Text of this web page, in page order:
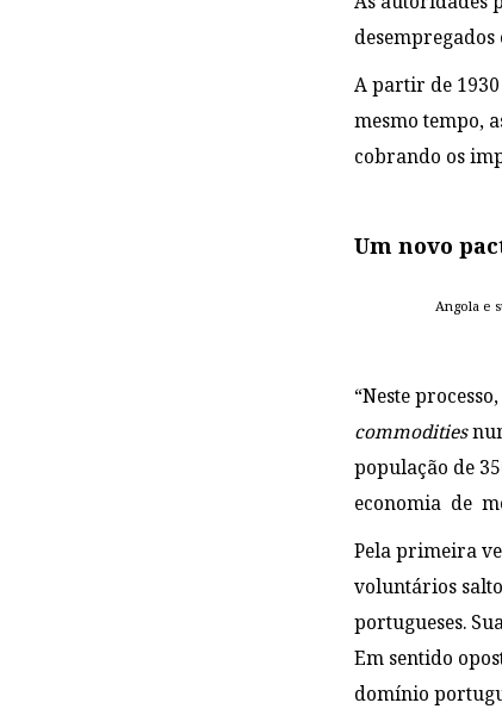
A partir de
mesmo tempo,
cobrando os
Um novo
Angola e
“Neste
commodities
população de
economia de
Pela primeira
voluntários
portugueses.
Em sentido
domínio